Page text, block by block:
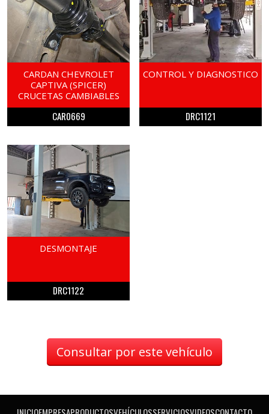
CARDAN CHEVROLET
CAPTIVA (SPICER)
CRUCETAS CAMBIABLES
CAR0669
CONTROL Y DIAGNOSTICO
DRC1121
DESMONTAJE
DRC1122
Consultar por este vehículo